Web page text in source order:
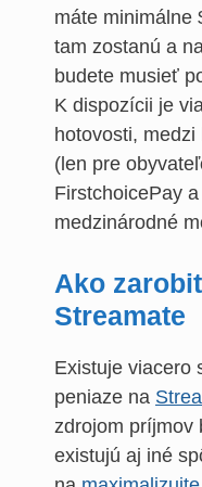
máte minimálne
tam zostanú a
budete musieť
K dispozícii je
hotovosti,
(len pre
FirstchoicePay
medzinárodné
Ako
Streamate
Existuje viacero
peniaze na
zdrojom príjmov
existujú aj iné